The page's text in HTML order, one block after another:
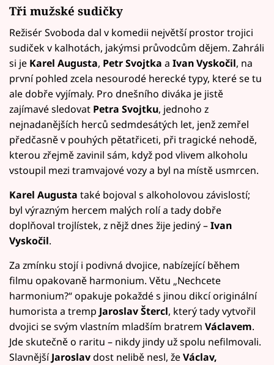
Tři mužské sudičky
Režisér Svoboda dal v komedii největší prostor trojici
sudiček v kalhotách, jakýmsi průvodcům dějem. Zahráli
si je Karel Augusta, Petr Svojtka a Ivan Vyskočil, na
první pohled zcela nesourodé herecké typy, které se tu
ale dobře vyjímaly. Pro dnešního diváka je jistě
zajímavé sledovat Petra Svojtku, jednoho z
nejnadanějších herců sedmdesátých let, jenž zemřel
předčasně v pouhých pětatřiceti, při tragické nehodě,
kterou zřejmě zavinil sám, když pod vlivem alkoholu
vstoupil mezi tramvajové vozy a byl na místě usmrcen.
Karel Augusta také bojoval s alkoholovou závislostí;
byl výrazným hercem malých rolí a tady dobře
doplňoval trojlístek, z nějž dnes žije jediný –Ivan
Vyskočil.
Za zmínku stojí i podivná dvojice, nabízející během
filmu opakovaně harmonium. Větu „Nechcete
harmonium?“ opakuje pokaždé s jinou dikcí originální
humorista a tremp Jaroslav Štercl, který tady vytvořil
dvojici se svým vlastním mladším bratrem Václavem.
Jde skutečně o raritu – nikdy jindy už spolu nefilmovali.
SlavnějšíJaroslavdost nelibě nesl, žeVáclav,